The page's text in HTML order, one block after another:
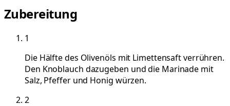
Zubereitung
1
Die Hälfte des Olivenöls mit Limettensaft verrühren.
Den Knoblauch dazugeben und die Marinade mit
Salz, Pfeffer und Honig würzen.
2